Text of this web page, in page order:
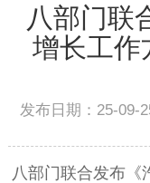
八部门联
增长工
发布日期：25-09-
八部门联合发布